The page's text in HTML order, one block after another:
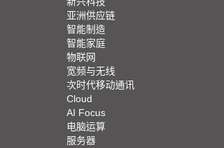
亚洲供应链
智能制造
智能家庭
物联网
宽频与无线
次时代移动通讯
Cloud
AI Focus
电脑运算
服务器